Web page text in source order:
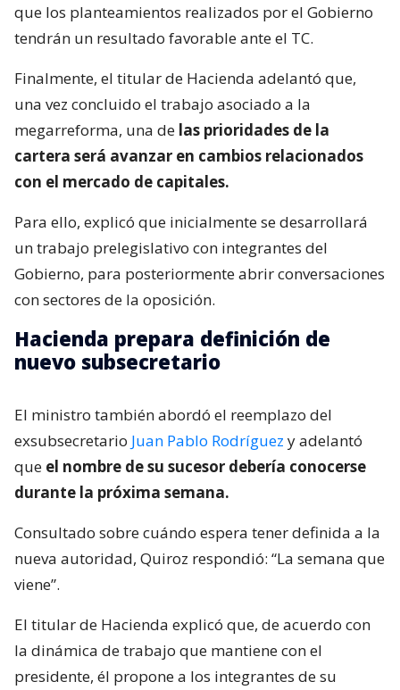
que los planteamientos realizados por el Gobierno
tendrán un resultado favorable ante el TC.
Finalmente, el titular de Hacienda adelantó que,
una vez concluido el trabajo asociado a la
megarreforma, una de las prioridades de la
cartera será avanzar en cambios relacionados
con el mercado de capitales.
Para ello, explicó que inicialmente se desarrollará
un trabajo prelegislativo con integrantes del
Gobierno, para posteriormente abrir conversaciones
con sectores de la oposición.
Hacienda prepara definición de
nuevo subsecretario
El ministro también abordó el reemplazo del
exsubsecretario Juan Pablo Rodríguez y adelantó
que el nombre de su sucesor debería conocerse
durante la próxima semana.
Consultado sobre cuándo espera tener definida a la
nueva autoridad, Quiroz respondió: “La semana que
viene”.
El titular de Hacienda explicó que, de acuerdo con
la dinámica de trabajo que mantiene con el
presidente, él propone a los integrantes de su